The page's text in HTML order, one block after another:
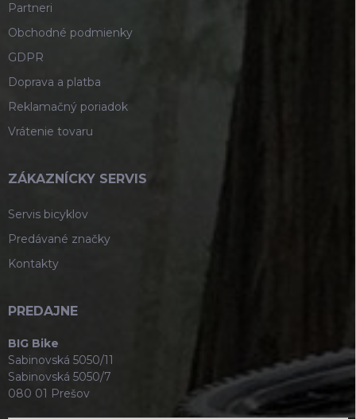
Partneri
Obchodné podmienky
GDPR
Doprava a platba
Reklamačný poriadok
Vrátenie tovaru
ZÁKAZNÍCKY SERVIS
Servis bicyklov
Predávané značky
Kontakty
PREDAJNE
BIG Bike
Sabinovská 5050/11
Sabinovská 5050/7
080 01 Prešov